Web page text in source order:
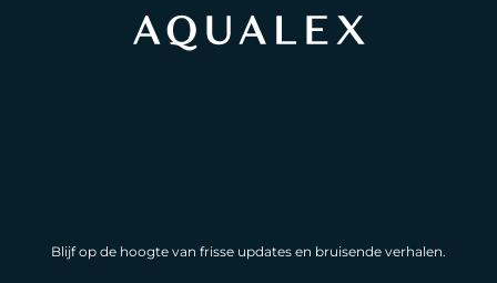
Blijf op de hoogte van frisse updates en bruisende verhalen.